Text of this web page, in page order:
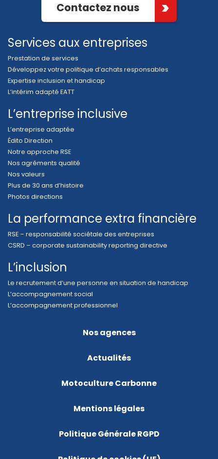
Contactez nous
Services aux entreprises
Prestation de services
Développez votre politique d’achats responsables
Expertise inclusion et handicap
L’intérim adapté EATT
L’entreprise inclusive
L’entreprise adaptée
Édito Direction
Notre approche RSE
Nos agréments qualité
Nos valeurs
Plus de 30 ans d’histoire
Photos directions
La performance extra financière
RSE – responsabilité sociétale des entreprises
CSRD – corporate sustainability reporting directive
L’inclusion
Le recrutement d’une personne en situation de handicap
L’accompagnement social
L’accompagnement professionnel
Nos agences
Actualités
Motoculture Carbonne
Mentions légales
Politique Générale RGPD